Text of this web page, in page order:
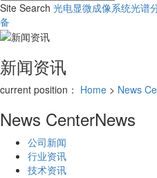
Site Search 光电显微成像系统光谱
备
新闻资讯
current position： Home > News
News CenterNews
公司新闻
行业资讯
技术资讯